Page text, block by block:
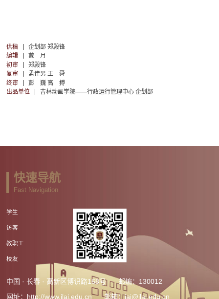
供稿
企划部 郑殿锋
编辑
戴 月
初审
郑殿锋
复审
孟佳男 王 舜
终审
彭 巍 高 搏
出品单位
吉林动画学院——行政运行管理中心 企划部
快速导航
Fast Navigation
学生
访客
教职工
校友
中国 · 长春 · 高新区博识路168号
邮编：130012
网址：http://www.jlai.edu.cn
邮箱：jai@jlai.edu.cn